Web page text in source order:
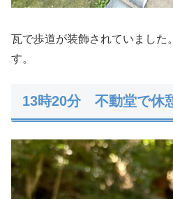
瓦で歩道が装飾されていました
す。
13時20分 不動堂で休